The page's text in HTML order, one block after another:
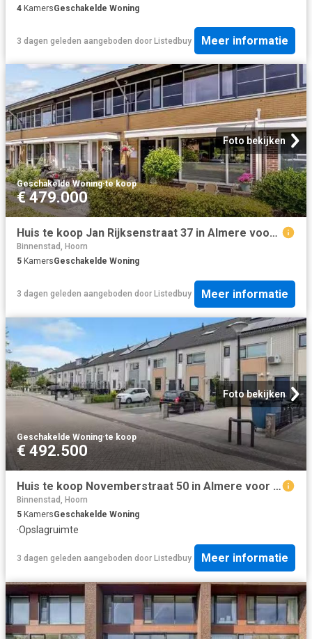
4 KamersGeschakelde Woning
3 dagen geleden aangeboden door Listedbuy Meer informatie
Foto bekijken
Geschakelde Woning·te koop
€ 479.000
Huis te koop Jan Rijksenstraat 37 in Almere voor € 479.000
Binnenstad, Hoorn
5 KamersGeschakelde Woning
3 dagen geleden aangeboden door Listedbuy Meer informatie
Foto bekijken
Geschakelde Woning·te koop
€ 492.500
Huis te koop Novemberstraat 50 in Almere voor € 492.500
Binnenstad, Hoorn
5 KamersGeschakelde Woning
·Opslagruimte
3 dagen geleden aangeboden door Listedbuy Meer informatie